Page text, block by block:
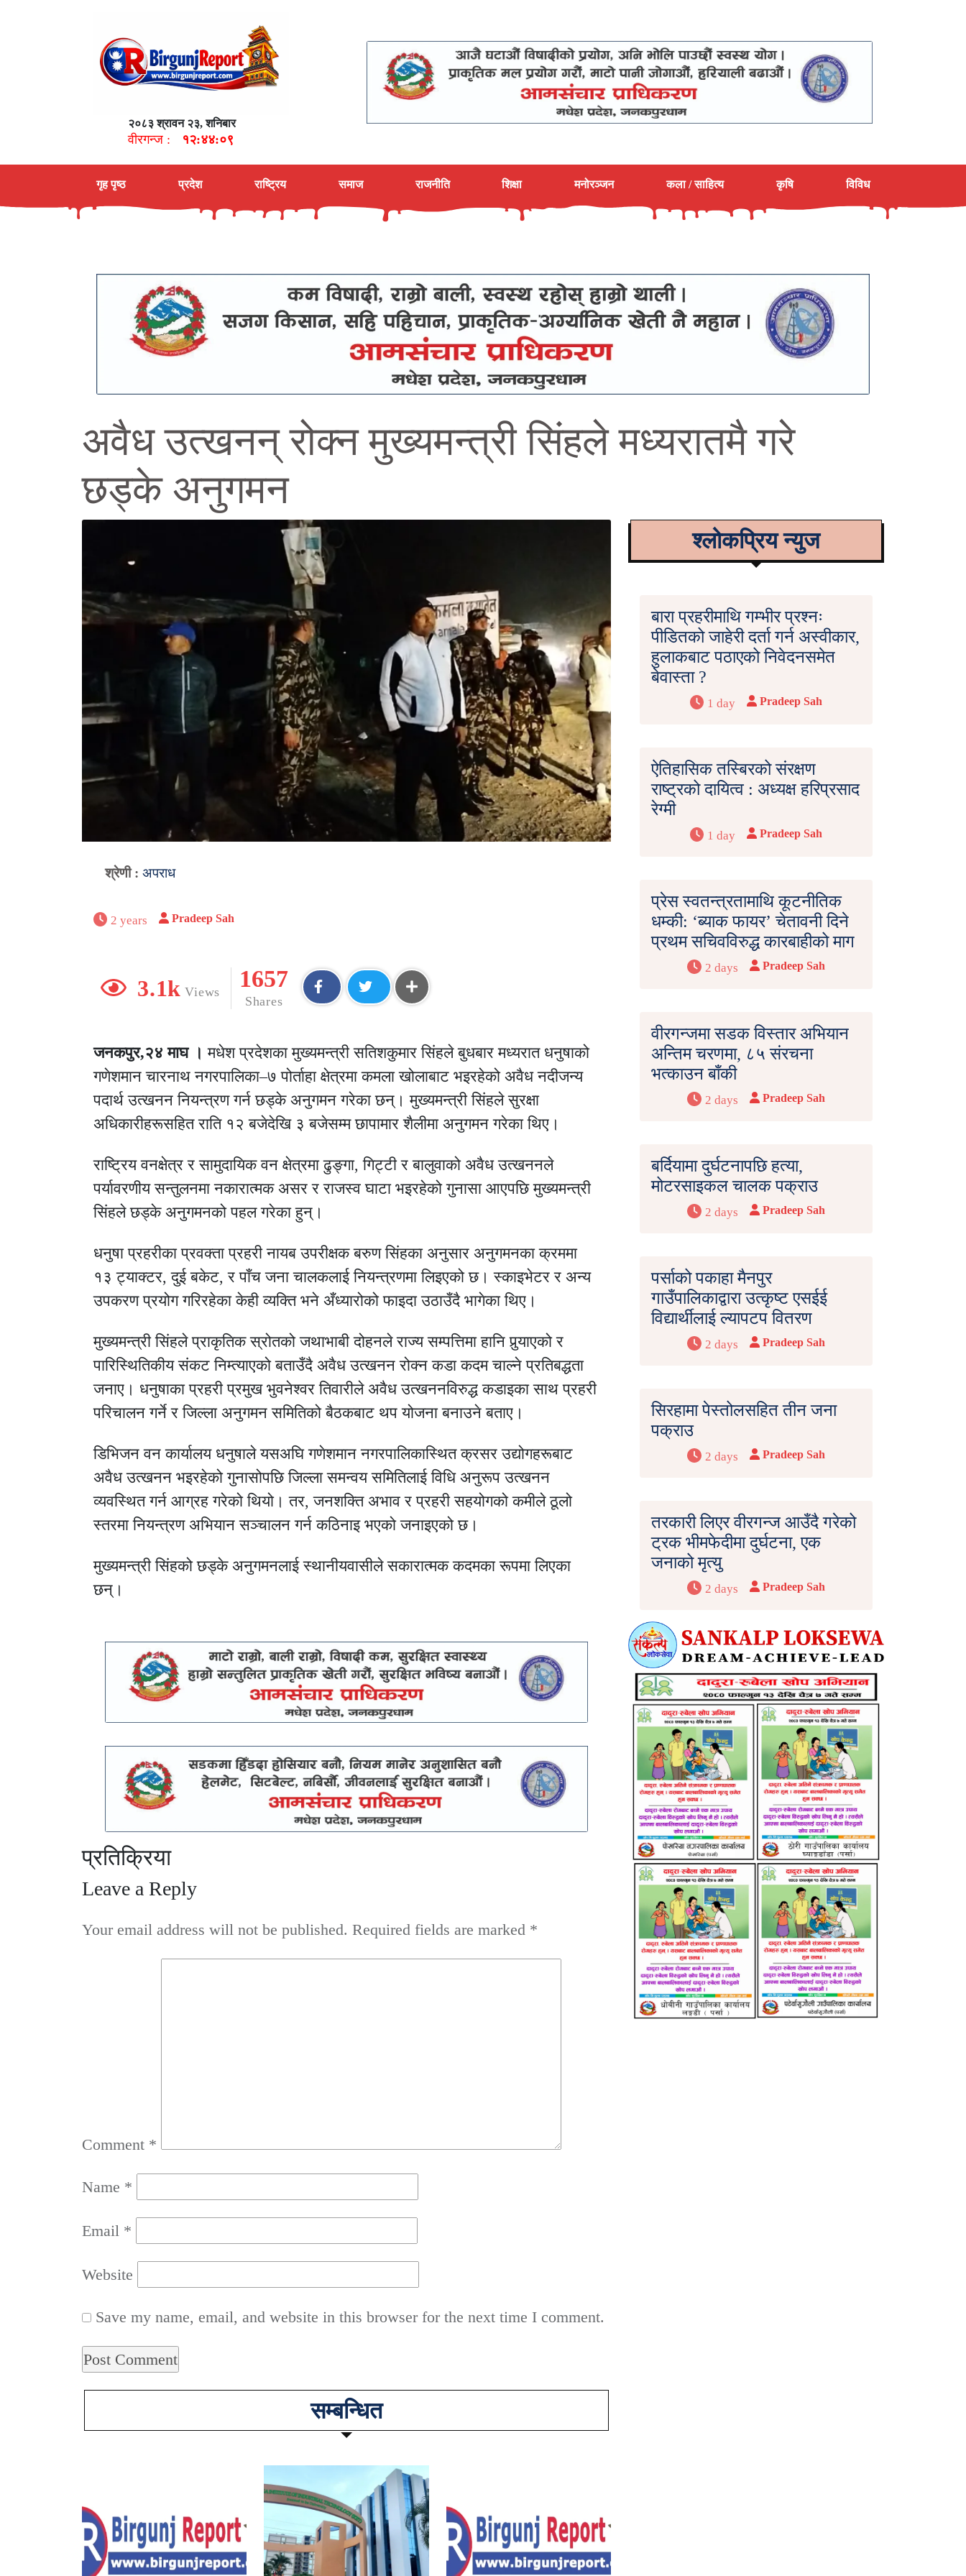
२०८३ श्रावन २३, शनिबार
वीरगन्ज : १२:४४:१०
गृह पृष्ठ प्रदेश राष्ट्रिय समाज राजनीति शिक्षा मनोरञ्जन कला / साहित्य कृषि विविध
अवैध उत्खनन् रोक्न मुख्यमन्त्री सिंहले मध्यरातमै गरे
छड्के अनुगमन
श्रेणी : अपराध
2 years Pradeep Sah
3.1k Views
1657
Shares
जनकपुर,२४ माघ । मधेश प्रदेशका मुख्यमन्त्री सतिशकुमार सिंहले बुधबार मध्यरात धनुषाको
गणेशमान चारनाथ नगरपालिका–७ पोर्ताहा क्षेत्रमा कमला खोलाबाट भइरहेको अवैध नदीजन्य
पदार्थ उत्खनन नियन्त्रण गर्न छड्के अनुगमन गरेका छन्। मुख्यमन्त्री सिंहले सुरक्षा
अधिकारीहरूसहित राति १२ बजेदेखि ३ बजेसम्म छापामार शैलीमा अनुगमन गरेका थिए।
राष्ट्रिय वनक्षेत्र र सामुदायिक वन क्षेत्रमा ढुङ्गा, गिट्टी र बालुवाको अवैध उत्खननले
पर्यावरणीय सन्तुलनमा नकारात्मक असर र राजस्व घाटा भइरहेको गुनासा आएपछि मुख्यमन्त्री
सिंहले छड्के अनुगमनको पहल गरेका हुन्।
धनुषा प्रहरीका प्रवक्ता प्रहरी नायब उपरीक्षक बरुण सिंहका अनुसार अनुगमनका क्रममा
१३ ट्याक्टर, दुई बकेट, र पाँच जना चालकलाई नियन्त्रणमा लिइएको छ। स्काइभेटर र अन्य
उपकरण प्रयोग गरिरहेका केही व्यक्ति भने अँध्यारोको फाइदा उठाउँदै भागेका थिए।
मुख्यमन्त्री सिंहले प्राकृतिक स्रोतको जथाभाबी दोहनले राज्य सम्पत्तिमा हानि पुर्‍याएको र
पारिस्थितिकीय संकट निम्त्याएको बताउँदै अवैध उत्खनन रोक्न कडा कदम चाल्ने प्रतिबद्धता
जनाए। धनुषाका प्रहरी प्रमुख भुवनेश्वर तिवारीले अवैध उत्खननविरुद्ध कडाइका साथ प्रहरी
परिचालन गर्ने र जिल्ला अनुगमन समितिको बैठकबाट थप योजना बनाउने बताए।
डिभिजन वन कार्यालय धनुषाले यसअघि गणेशमान नगरपालिकास्थित क्रसर उद्योगहरूबाट
अवैध उत्खनन भइरहेको गुनासोपछि जिल्ला समन्वय समितिलाई विधि अनुरूप उत्खनन
व्यवस्थित गर्न आग्रह गरेको थियो। तर, जनशक्ति अभाव र प्रहरी सहयोगको कमीले ठूलो
स्तरमा नियन्त्रण अभियान सञ्चालन गर्न कठिनाइ भएको जनाइएको छ।
मुख्यमन्त्री सिंहको छड्के अनुगमनलाई स्थानीयवासीले सकारात्मक कदमका रूपमा लिएका
छन्।
प्रतिक्रिया
Leave a Reply
Your email address will not be published. Required fields are marked *
Comment *
Name *
Email *
Website
Save my name, email, and website in this browser for the next time I comment.
सम्बन्धित
श्लोकप्रिय न्युज
बारा प्रहरीमाथि गम्भीर प्रश्नः
पीडितको जाहेरी दर्ता गर्न अस्वीकार,
हुलाकबाट पठाएको निवेदनसमेत
बेवास्ता ?
1 day Pradeep Sah
ऐतिहासिक तस्बिरको संरक्षण
राष्ट्रको दायित्व : अध्यक्ष हरिप्रसाद
रेग्मी
1 day Pradeep Sah
प्रेस स्वतन्त्रतामाथि कूटनीतिक
धम्की: ‘ब्याक फायर’ चेतावनी दिने
प्रथम सचिवविरुद्ध कारबाहीको माग
2 days Pradeep Sah
वीरगन्जमा सडक विस्तार अभियान
अन्तिम चरणमा, ८५ संरचना
भत्काउन बाँकी
2 days Pradeep Sah
बर्दियामा दुर्घटनापछि हत्या,
मोटरसाइकल चालक पक्राउ
2 days Pradeep Sah
पर्साको पकाहा मैनपुर
गाउँपालिकाद्वारा उत्कृष्ट एसईई
विद्यार्थीलाई ल्यापटप वितरण
2 days Pradeep Sah
सिरहामा पेस्तोलसहित तीन जना
पक्राउ
2 days Pradeep Sah
तरकारी लिएर वीरगन्ज आउँदै गरेको
ट्रक भीमफेदीमा दुर्घटना, एक
जनाको मृत्यु
2 days Pradeep Sah